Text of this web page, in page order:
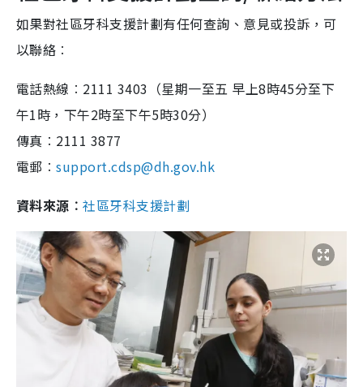
如果對社區牙科支援計劃有任何查詢、意見或投訴，可
以聯絡︰
電話熱線︰2111 3403（星期一至五 早上8時45分至下
午1時，下午2時至下午5時30分）
傳真︰2111 3877
電郵︰support.cdsp@dh.gov.hk
資料來源︰社區牙科支援計劃